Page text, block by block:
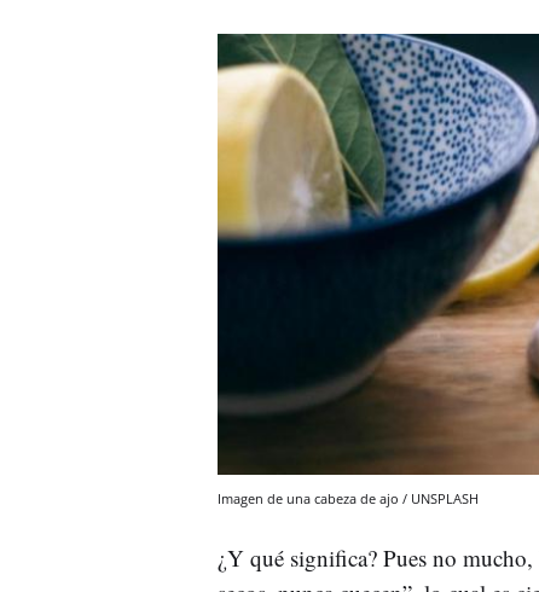
Imagen de una cabeza de ajo / UNSPLASH
¿Y qué significa? Pues no